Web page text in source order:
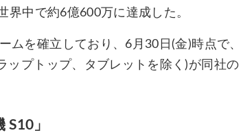
中で約6億600万に達成した。
ムを確立しており、6月30日(金)時点で、
ップトップ、タブレットを除く)が同社の
」